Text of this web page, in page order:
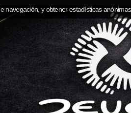
navegación, y obtener estadísticas